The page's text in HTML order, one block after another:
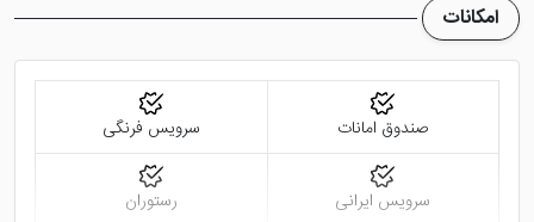
امکانات
صندوق امانات سرویس فرنگی
سرویس ایرانی رستوران